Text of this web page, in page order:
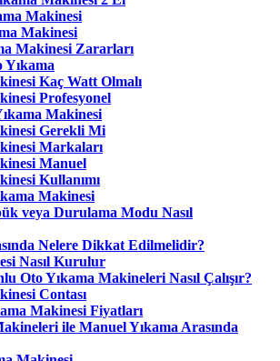
Makinesi
Makinesi
Makinesi Zararları
Yıkama
Kaç Watt Olmalı
Profesyonel
Makinesi
Gerekli Mi
Markaları
Manuel
Kullanımı
Makinesi
veya Durulama Modu Nasıl
Nelere Dikkat Edilmelidir?
Nasıl Kurulur
Oto Yıkama Makineleri Nasıl Çalışır?
Contası
Makinesi Fiyatları
ile Manuel Yıkama Arasında